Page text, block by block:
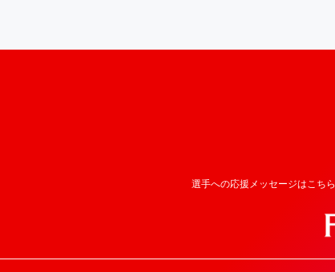
選手への応援メッセージはこちら